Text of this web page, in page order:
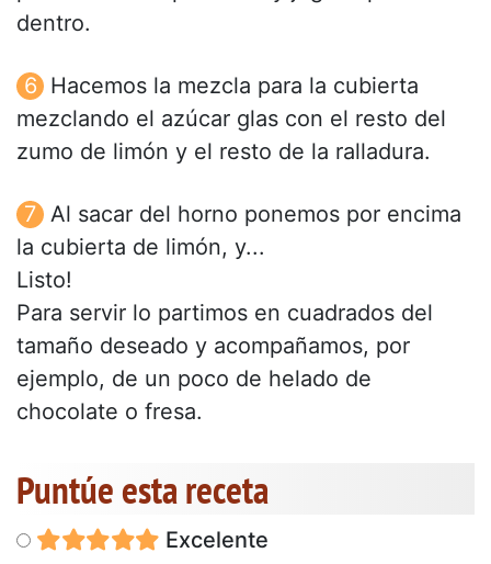
dentro.
Hacemos la mezcla para la cubierta
mezclando el azúcar glas con el resto del
zumo de limón y el resto de la ralladura.
Al sacar del horno ponemos por encima
la cubierta de limón, y...
Listo!
Para servir lo partimos en cuadrados del
tamaño deseado y acompañamos, por
ejemplo, de un poco de helado de
chocolate o fresa.
Puntúe esta receta
Excelente